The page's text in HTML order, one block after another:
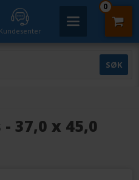
Kundesenter
0
37,0 x 45,0